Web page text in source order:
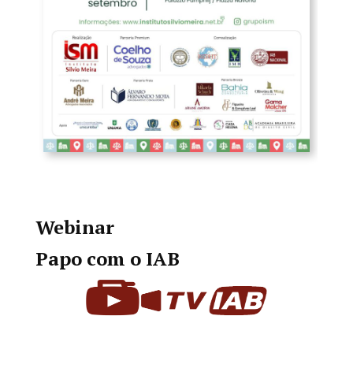
Webinar
Papo com o IAB